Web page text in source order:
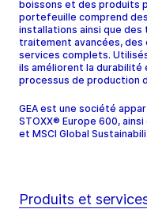
boissons et des produits
portefeuille comprend
installations ainsi que des
traitement avancées, des
services complets.
ils améliorent la
processus de production
GEA est une société
STOXX® Europe 600, ainsi
et MSCI Global
Produits et